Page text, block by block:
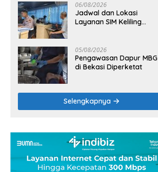
06/08/2026
Jadwal dan Lokasi
Layanan SIM Keliling
05/08/2026
Pengawasan Dapur MBG
di Bekasi Diperketat
Selengkapnya